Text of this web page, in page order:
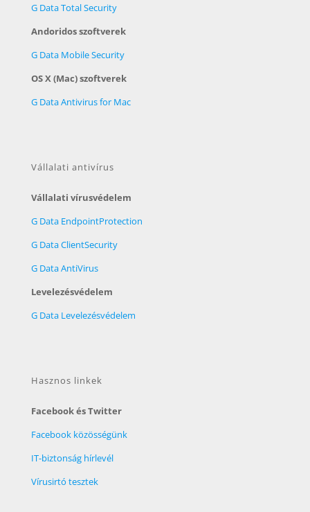
G Data Total Security
Andoridos szoftverek
G Data Mobile Security
OS X (Mac) szoftverek
G Data Antivirus for Mac
Vállalati antivírus
Vállalati vírusvédelem
G Data EndpointProtection
G Data ClientSecurity
G Data AntiVirus
Levelezésvédelem
G Data Levelezésvédelem
Hasznos linkek
Facebook és Twitter
Facebook közösségünk
IT-biztonság hírlevél
Vírusirtó tesztek